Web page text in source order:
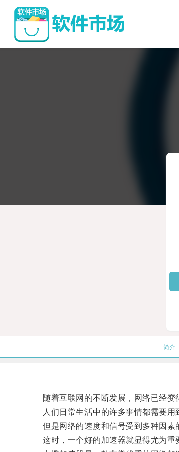
简介
随着互联网的不断发展，网络已经变
人们日常生活中的许多事情都需要用
但是网络的速度和信号受到多种因素
这时，一个好的加速器就显得尤为重